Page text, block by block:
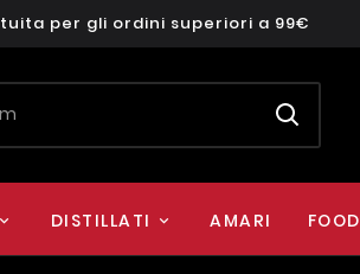
per gli ordini superiori a 99€
DISTILLATI AMARI FOOD